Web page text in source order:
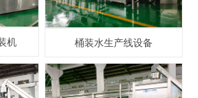
机 桶装水生产线设备